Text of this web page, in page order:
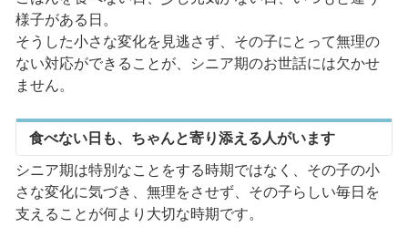
様子がある日。
そうした小さな変化を見逃さず、その子にとって無理の
ない対応ができることが、シニア期のお世話には欠かせ
ません。
食べない日も、ちゃんと寄り添える人がいます
シニア期は特別なことをする時期ではなく、その子の小
さな変化に気づき、無理をさせず、その子らしい毎日を
支えることが何より大切な時期です。